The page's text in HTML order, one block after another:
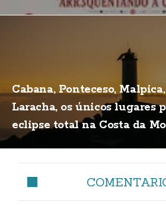
Cabana, Ponteceso,
Laracha, os únicos lugares
eclipse total na Costa da